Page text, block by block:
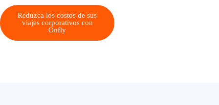
Reduzca los costos de sus
viajes corporativos con
Onfly